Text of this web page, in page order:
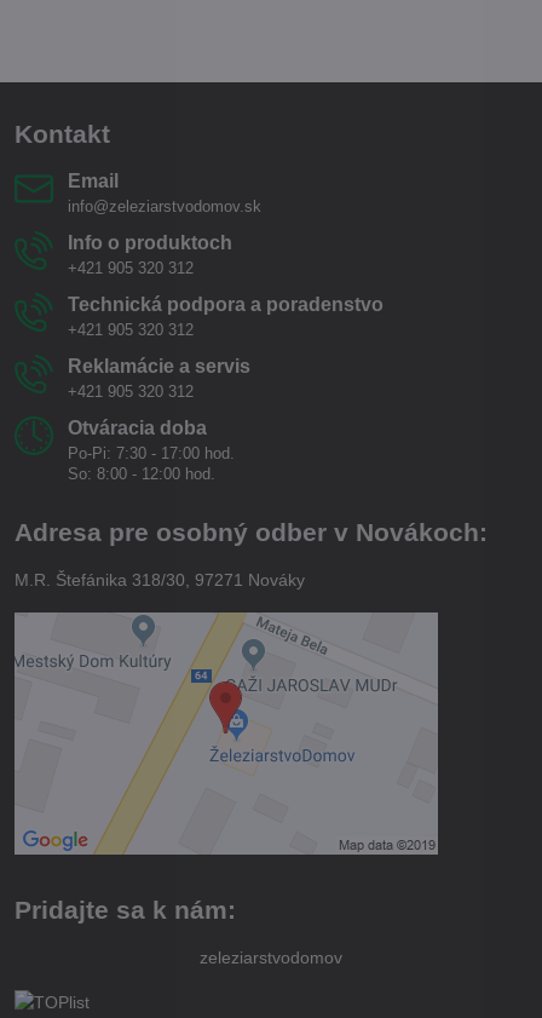
Kontakt
Email
info@zeleziarstvodomov.sk
Info o produktoch
+421 905 320 312
Technická podpora a poradenstvo
+421 905 320 312
Reklamácie a servis
+421 905 320 312
Otváracia doba
Po-Pi: 7:30 - 17:00 hod.
So: 8:00 - 12:00 hod.
Adresa pre osobný odber v Novákoch:
M.R. Štefánika 318/30, 97271 Nováky
Pridajte sa k nám:
zeleziarstvodomov